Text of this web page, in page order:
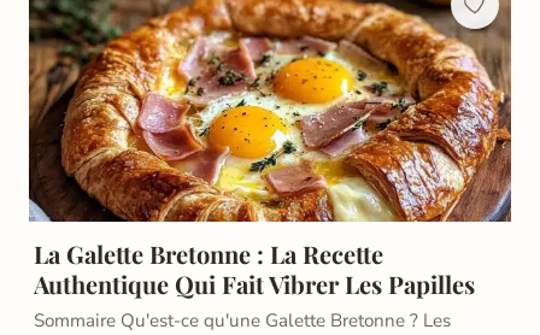
La Galette Bretonne : La Recette
Authentique Qui Fait Vibrer Les Papilles
Sommaire Qu'est-ce qu'une Galette Bretonne ? Les